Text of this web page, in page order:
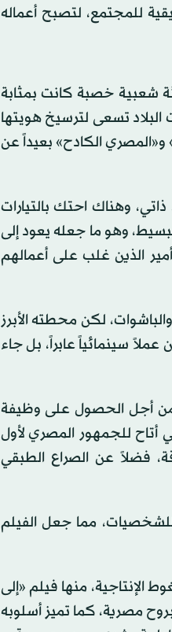
للمجتمع، لتصبح أعماله
«القلعة» العريق بالقاهرة عام 1913، لينشأ في بيئة شعبية خصبة كانت بمثابة
تسعى لترسيخ هويتها
و«المصري الكادح» بعيداً عن
وهناك احتك بالتيارات
البسيط، وهو ما جعله يعود إلى
الذين غلب على أعمالهم
لكن محطته الأبرز
الذي لم يكن عملاً سينمائياً عابراً، بل جاء
من أجل الحصول على وظيفة
أتاح للجمهور المصري لأول
فضلاً عن الصراع الطبقي
مما جعل الفيلم
منها فيلم «إلى
وجولييت بروح مصرية، كما تميز أسلوبه